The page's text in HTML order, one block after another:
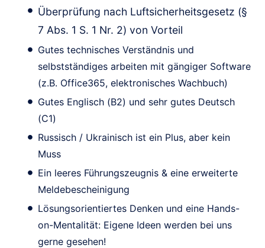
Überprüfung nach Luftsicherheitsgesetz (§
7 Abs. 1 S. 1 Nr. 2) von Vorteil
Gutes technisches Verständnis und
selbstständiges arbeiten mit gängiger Software
(z.B. Office365, elektronisches Wachbuch)
Gutes Englisch (B2) und sehr gutes Deutsch
(C1)
Russisch / Ukrainisch ist ein Plus, aber kein
Muss
Ein leeres Führungszeugnis & eine erweiterte
Meldebescheinigung
Lösungsorientiertes Denken und eine Hands-
on-Mentalität: Eigene Ideen werden bei uns
gerne gesehen!